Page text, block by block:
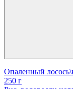
Опаленный
250 г